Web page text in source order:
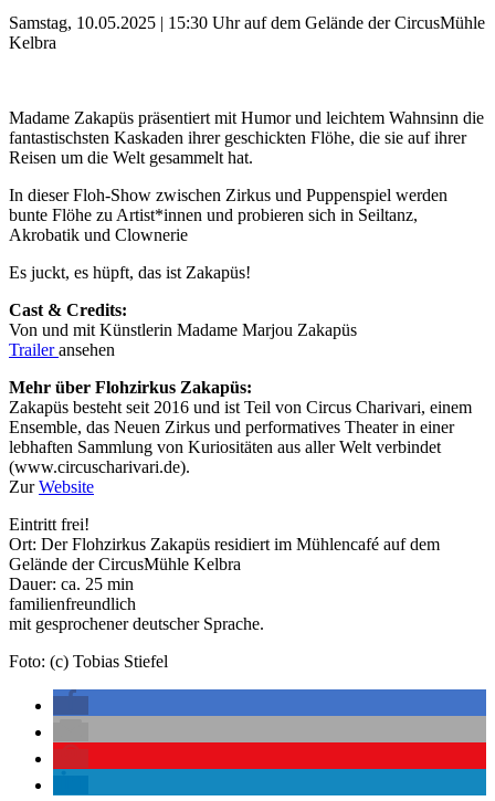
Samstag, 10.05.2025 | 15:30 Uhr auf dem Gelände der CircusMühle
Kelbra
Madame Zakapüs präsentiert mit Humor und leichtem Wahnsinn die
fantastischsten Kaskaden ihrer geschickten Flöhe, die sie auf ihrer
Reisen um die Welt gesammelt hat.
In dieser Floh-Show zwischen Zirkus und Puppenspiel werden
bunte Flöhe zu Artist*innen und probieren sich in Seiltanz,
Akrobatik und Clownerie
Es juckt, es hüpft, das ist Zakapüs!
Cast & Credits:
Von und mit Künstlerin Madame Marjou Zakapüs
Trailer ansehen
Mehr über Flohzirkus Zakapüs:
Zakapüs besteht seit 2016 und ist Teil von Circus Charivari, einem
Ensemble, das Neuen Zirkus und performatives Theater in einer
lebhaften Sammlung von Kuriositäten aus aller Welt verbindet
(www.circuscharivari.de).
ZurWebsite
Eintritt frei!
Ort: Der Flohzirkus Zakapüs residiert im Mühlencafé auf dem
Gelände der CircusMühle Kelbra
Dauer: ca. 25 min
familienfreundlich
mit gesprochener deutscher Sprache.
Foto: (c) Tobias Stiefel